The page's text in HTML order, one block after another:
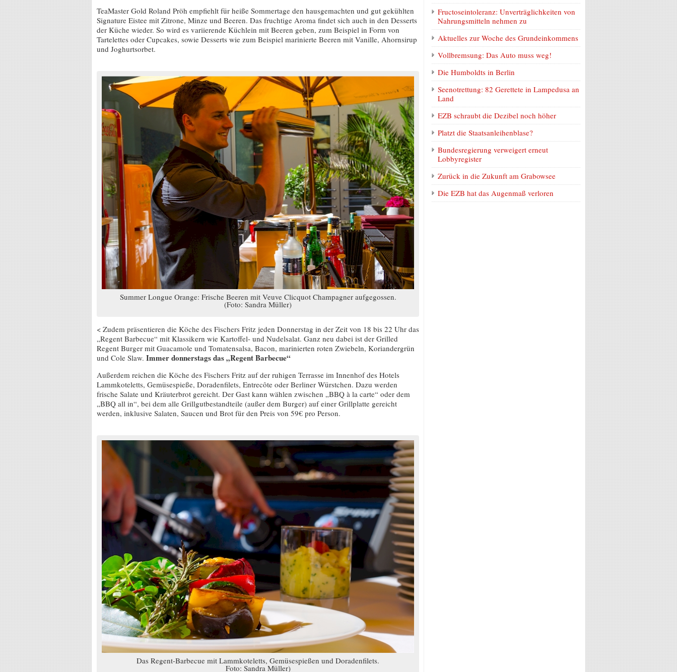
TeaMaster Gold Roland Pröh empfiehlt für heiße Sommertage den hausgemachten und gut gekühlten
Signature Eistee mit Zitrone, Minze und Beeren. Das fruchtige Aroma findet sich auch in den Desserts
der Küche wieder. So wird es variierende Küchlein mit Beeren geben, zum Beispiel in Form von
Tartelettes oder Cupcakes, sowie Desserts wie zum Beispiel marinierte Beeren mit Vanille, Ahornsirup
und Joghurtsorbet.
Summer Longue Orange: Frische Beeren mit Veuve Clicquot Champagner aufgegossen.
(Foto: Sandra Müller)
< Zudem präsentieren die Köche des Fischers Fritz jeden Donnerstag in der Zeit von 18 bis 22 Uhr das
„Regent Barbecue“ mit Klassikern wie Kartoffel- und Nudelsalat. Ganz neu dabei ist der Grilled
Regent Burger mit Guacamole und Tomatensalsa, Bacon, marinierten roten Zwiebeln, Koriandergrün
und Cole Slaw. Immer donnerstags das „Regent Barbecue“
Außerdem reichen die Köche des Fischers Fritz auf der ruhigen Terrasse im Innenhof des Hotels
Lammkoteletts, Gemüsespieße, Doradenfilets, Entrecôte oder Berliner Würstchen. Dazu werden
frische Salate und Kräuterbrot gereicht. Der Gast kann wählen zwischen „BBQ à la carte“ oder dem
„BBQ all in“, bei dem alle Grillgutbestandteile (außer dem Burger) auf einer Grillplatte gereicht
werden, inklusive Salaten, Saucen und Brot für den Preis von 59€ pro Person.
Das Regent-Barbecue mit Lammkoteletts, Gemüsespießen und Doradenfilets.
Foto: Sandra Müller)
Fructoseintoleranz: Unverträglichkeiten von
Nahrungsmitteln nehmen zu
Aktuelles zur Woche des Grundeinkommens
Vollbremsung: Das Auto muss weg!
Die Humboldts in Berlin
Seenotrettung: 82 Gerettete in Lampedusa an
Land
EZB schraubt die Dezibel noch höher
Platzt die Staatsanleihenblase?
Bundesregierung verweigert erneut
Lobbyregister
Zurück in die Zukunft am Grabowsee
Die EZB hat das Augenmaß verloren